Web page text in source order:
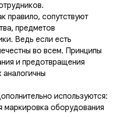
правило, сопутствуют
предметов
Ведь если есть
во всем. Принципы
и предотвращения
аналогичны
используются:
маркировка оборудования